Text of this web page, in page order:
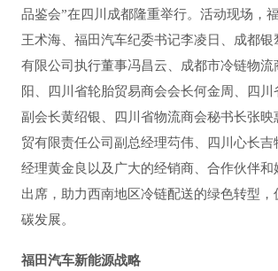
品鉴会”在四川成都隆重举行。活动现场，
王术海、福田汽车纪委书记李凌日、成都
有限公司执行董事冯昌云、成都市冷链物流
阳、四川省轮胎贸易商会会长何金周、四川
副会长黄绍银、四川省物流商会秘书长张映
贸有限责任公司副总经理芶伟、四川心长吉
经理黄金良以及广大的经销商、合作伙伴和
出席，助力西南地区冷链配送的绿色转型
碳发展。
福田汽车新能源战略